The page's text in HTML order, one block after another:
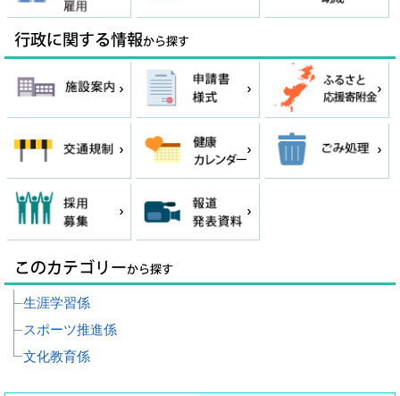
生涯学習係
スポーツ推進係
文化教育係